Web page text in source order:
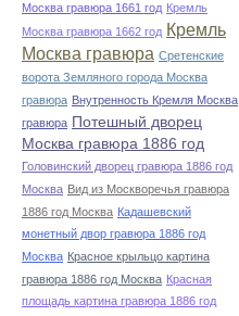
Москва гравюра 1661 год Кремль
Москва гравюра 1662 год Кремль
Москва гравюра Сретенские
ворота Земляного города Москва
гравюра Внутренность Кремля Москва
гравюра Потешный дворец
Москва гравюра 1886 год
Головинский дворец гравюра 1886 год
Москва Вид из Москворечья гравюра
1886 год Москва Кадашевский
монетный двор гравюра 1886 год
Москва Красное крыльцо картина
гравюра 1886 год Москва Красная
площадь картина гравюра 1886 год